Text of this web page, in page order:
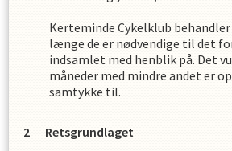
Kerteminde Cykelklub
længe de er nødvendige til det
indsamlet med henblik på. Det
måneder med mindre andet er
samtykke til.
Retsgrundlaget